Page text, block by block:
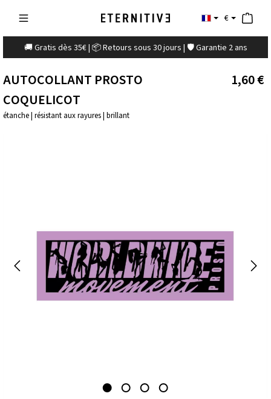
€
🚚 Gratis dès 35€ | 📦 Retours sous 30 jours | 🛡️ Garantie 2 ans
AUTOCOLLANT PROSTO
COQUELICOT
étanche | résistant aux rayures | brillant
1,60 €